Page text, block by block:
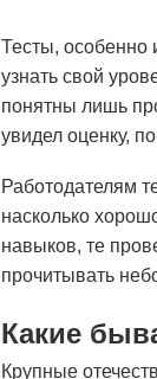
Тесты, особенно
узнать свой
понятны лишь
увидел оценку,
Работодателям
насколько
навыков, те
прочитывать
Какие
Крупные